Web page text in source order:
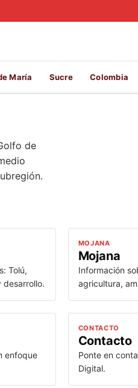
María Sucre Colombia
de
Tolú,
desarrollo.
MOJANA
Mojana
Información
agricultura,
enfoque
CONTACTO
Contacto
Ponte en
Digital.